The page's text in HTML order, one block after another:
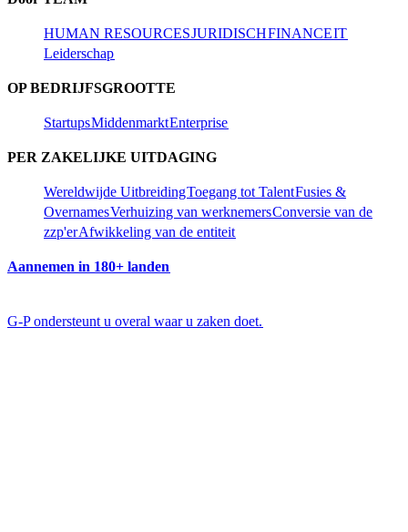
HUMAN RESOURCES​​JURIDISCH​​FINANCE​​IT​​
Leiderschap​​
OP BEDRIJFSGROOTTE​​
Startups​​Middenmarkt​​Enterprise​​
PER ZAKELIJKE UITDAGING​​
Wereldwijde Uitbreiding​​Toegang tot Talent​​Fusies &
Overnames​​Verhuizing van werknemers​​Conversie van de
zzp'er​​Afwikkeling van de entiteit​​
Aannemen in 180+ landen​​
G-P ondersteunt u overal waar u zaken doet.​​